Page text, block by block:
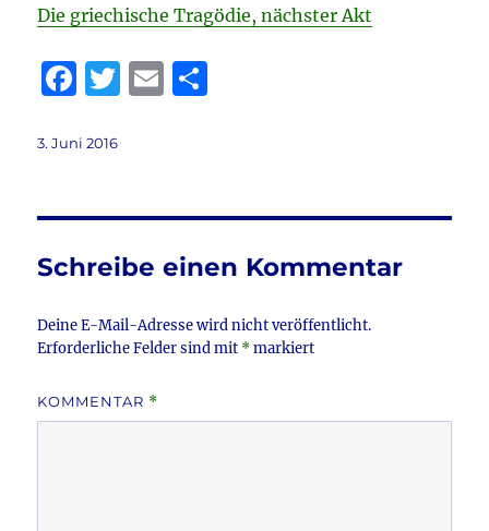
Die griechische Tragödie, nächster Akt
F
c
b
o
o
k
T
r
E
Veröffentlicht
3. Juni 2016
Schreibe einen Kommentar
Deine E-Mail-Adresse wird nicht veröffentlicht.
Erforderliche Felder sind mit *markiert
KOMMENTAR *